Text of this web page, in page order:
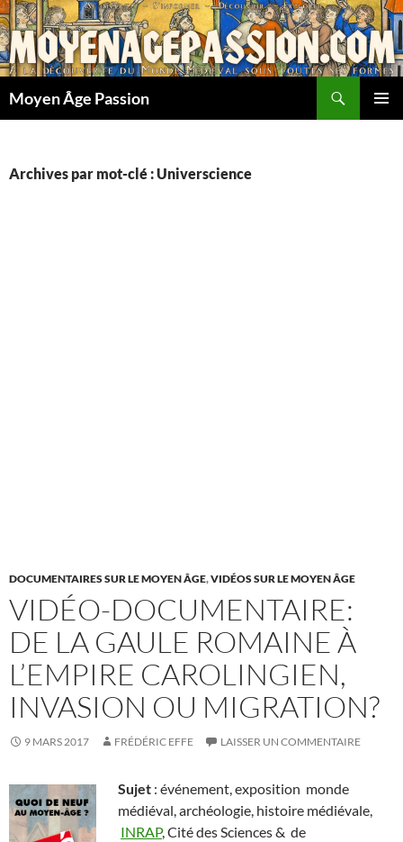
Aller
au
contenu
Moyen Âge Passion
Archives par mot-clé : Universcience
DOCUMENTAIRES SUR LE MOYEN ÂGE,VIDÉOS SUR LE MOYEN ÂGE
VIDÉO-DOCUMENTAIRE:
DE LA GAULE ROMAINE À
L’EMPIRE CAROLINGIEN,
INVASION OU MIGRATION?
9 MARS 2017 FRÉDÉRIC EFFE LAISSER UN COMMENTAIRE
Sujet : événement, exposition monde
médiéval, archéologie, histoire médiévale,
INRAP, Cité des Sciences & de